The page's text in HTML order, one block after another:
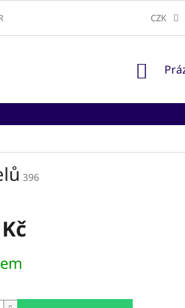
A DORUČENÍ ODSTOUPENÍ OD
CZK
396